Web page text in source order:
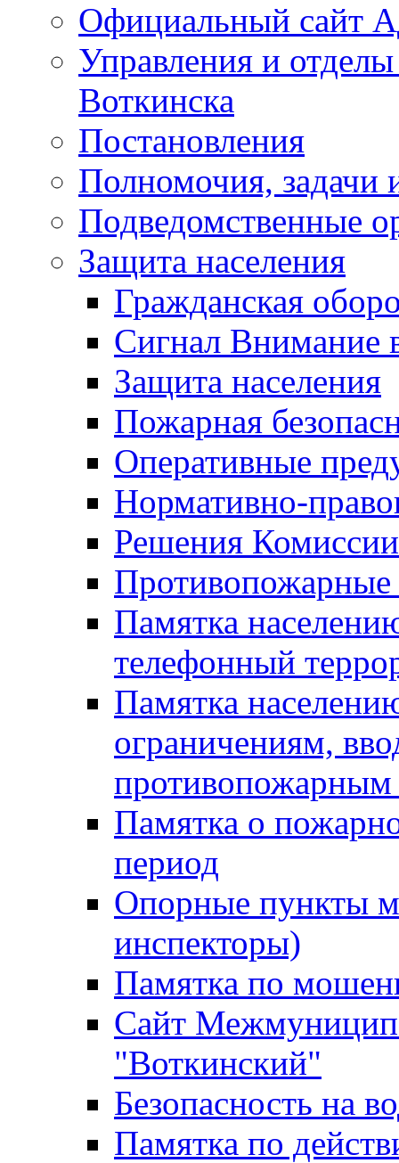
Официальный сайт
Управления и
Воткинска
Постановления
Полномочия, задачи
Подведомственные
Защита населения
Гражданская
Сигнал Внимание
Защита населения
Пожарная
Оперативные
Нормативно-
Решения
Противопожарные
Памятка
телефонный
Памятка
ограничениям,
Памятка о
период
Опорные пункты
инспекторы)
Памятка по
Сайт
"Воткинский"
Безопасность на
Памятка по